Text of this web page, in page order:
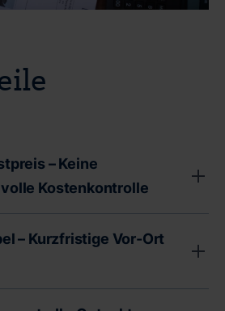
– Keine
Kostenkontrolle
versteckte Gebühren oder
Als Immobilienbesitzer
finanziellen
– Kurzfristige Vor-Ort